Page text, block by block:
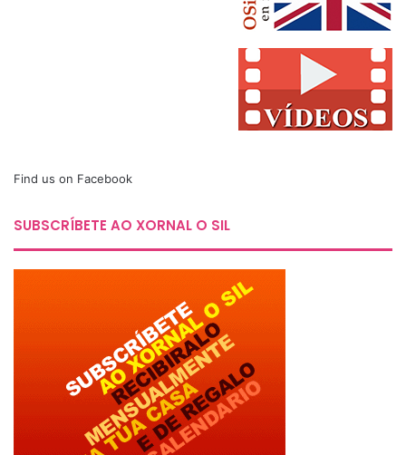
Find us on Facebook
SUBSCRÍBETE AO XORNAL O SIL